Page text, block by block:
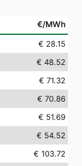
€/MWh
€ 28.15
€ 48.52
€ 71.32
€ 70.86
€ 51.69
€ 54.52
€ 103.72